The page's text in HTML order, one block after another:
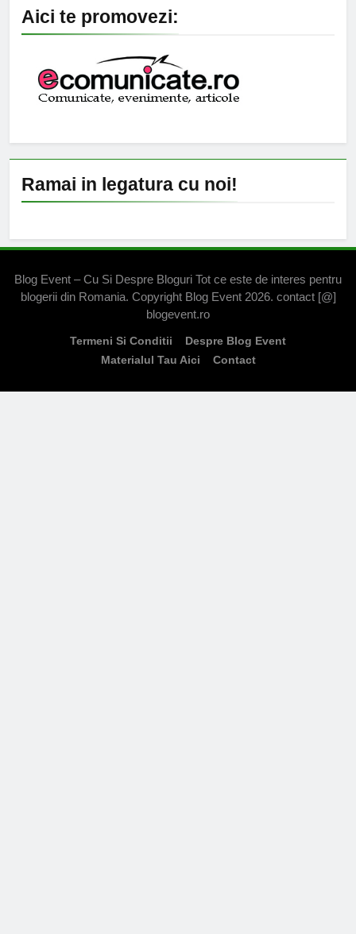
Aici te promovezi:
Ramai in legatura cu noi!
Blog Event – Cu Si Despre Bloguri Tot ce este de interes pentru
blogerii din Romania. Copyright Blog Event 2026. contact [@]
blogevent.ro
Termeni Si Conditii
Despre Blog Event
Materialul Tau Aici
Contact